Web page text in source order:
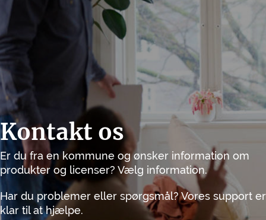
Kontakt os
Er du fra en kommune og ønsker information om
produkter og licenser? Vælg information.
Har du problemer eller spørgsmål? Vores support er
klar til at hjælpe.